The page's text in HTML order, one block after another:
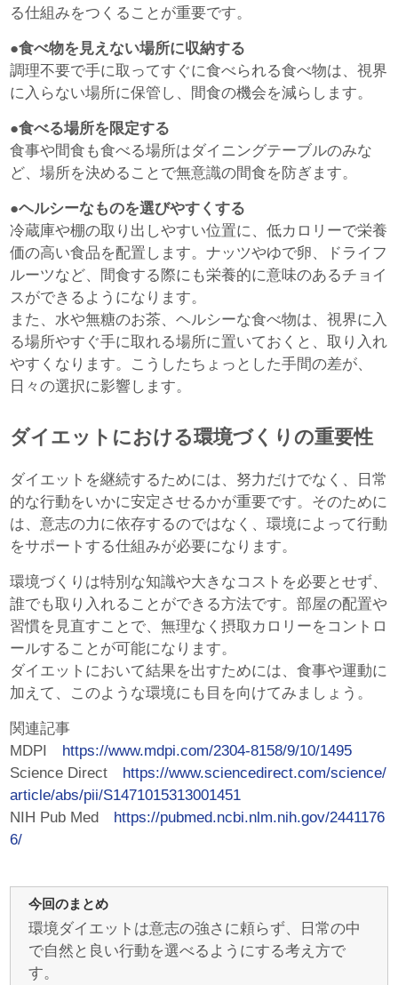
る仕組みをつくることが重要です。
●食べ物を見えない場所に収納する
調理不要で手に取ってすぐに食べられる食べ物は、視界
に入らない場所に保管し、間食の機会を減らします。
●食べる場所を限定する
食事や間食も食べる場所はダイニングテーブルのみな
ど、場所を決めることで無意識の間食を防ぎます。
●ヘルシーなものを選びやすくする
冷蔵庫や棚の取り出しやすい位置に、低カロリーで栄養
価の高い食品を配置します。ナッツやゆで卵、ドライフ
ルーツなど、間食する際にも栄養的に意味のあるチョイ
スができるようになります。
また、水や無糖のお茶、ヘルシーな食べ物は、視界に入
る場所やすぐ手に取れる場所に置いておくと、取り入れ
やすくなります。こうしたちょっとした手間の差が、
日々の選択に影響します。
ダイエットにおける環境づくりの重要性
ダイエットを継続するためには、努力だけでなく、日常
的な行動をいかに安定させるかが重要です。そのために
は、意志の力に依存するのではなく、環境によって行動
をサポートする仕組みが必要になります。
環境づくりは特別な知識や大きなコストを必要とせず、
誰でも取り入れることができる方法です。部屋の配置や
習慣を見直すことで、無理なく摂取カロリーをコントロ
ールすることが可能になります。
ダイエットにおいて結果を出すためには、食事や運動に
加えて、このような環境にも目を向けてみましょう。
関連記事
MDPI https://www.mdpi.com/2304-8158/9/10/1495
Science Direct https://www.sciencedirect.com/science/
article/abs/pii/S1471015313001451
NIH Pub Med https://pubmed.ncbi.nlm.nih.gov/2441176
6/
今回のまとめ
環境ダイエットは意志の強さに頼らず、日常の中
で自然と良い行動を選べるようにする考え方で
す。